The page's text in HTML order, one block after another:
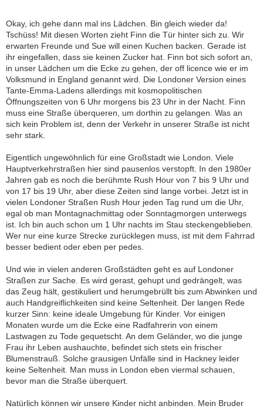
Okay, ich gehe dann mal ins Lädchen. Bin gleich wieder da!
Tschüss! Mit diesen Worten zieht Finn die Tür hinter sich zu. Wir
erwarten Freunde und Sue will einen Kuchen backen. Gerade ist
ihr eingefallen, dass sie keinen Zucker hat. Finn bot sich sofort an,
in unser Lädchen um die Ecke zu gehen, der off licence wie er im
Volksmund in England genannt wird. Die Londoner Version eines
Tante-Emma-Ladens allerdings mit kosmopolitischen
Öffnungszeiten von 6 Uhr morgens bis 23 Uhr in der Nacht. Finn
muss eine Straße überqueren, um dorthin zu gelangen. Was an
sich kein Problem ist, denn der Verkehr in unserer Straße ist nicht
sehr stark.
Eigentlich ungewöhnlich für eine Großstadt wie London. Viele
Hauptverkehrstraßen hier sind pausenlos verstopft. In den 1980er
Jahren gab es noch die berühmte Rush Hour von 7 bis 9 Uhr und
von 17 bis 19 Uhr, aber diese Zeiten sind lange vorbei. Jetzt ist in
vielen Londoner Straßen Rush Hour jeden Tag rund um die Uhr,
egal ob man Montagnachmittag oder Sonntagmorgen unterwegs
ist. Ich bin auch schon um 1 Uhr nachts im Stau steckengeblieben.
Wer nur eine kurze Strecke zurücklegen muss, ist mit dem Fahrrad
besser bedient oder eben per pedes.
Und wie in vielen anderen Großstädten geht es auf Londoner
Straßen zur Sache. Es wird gerast, gehupt und gedrängelt, was
das Zeug hält, gestikuliert und herumgebrüllt bis zum Abwinken und
auch Handgreiflichkeiten sind keine Seltenheit. Der langen Rede
kurzer Sinn: keine ideale Umgebung für Kinder. Vor einigen
Monaten wurde um die Ecke eine Radfahrerin von einem
Lastwagen zu Tode gequetscht. An dem Geländer, wo die junge
Frau ihr Leben aushauchte, befindet sich stets ein frischer
Blumenstrauß. Solche grausigen Unfälle sind in Hackney leider
keine Seltenheit. Man muss in London eben viermal schauen,
bevor man die Straße überquert.
Natürlich können wir unsere Kinder nicht anbinden. Mein Bruder